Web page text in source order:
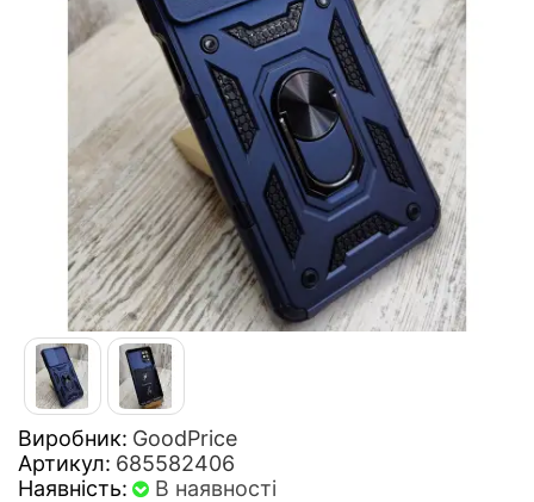
Виробник: GoodPrice
Артикул: 685582406
Наявність:
В наявності